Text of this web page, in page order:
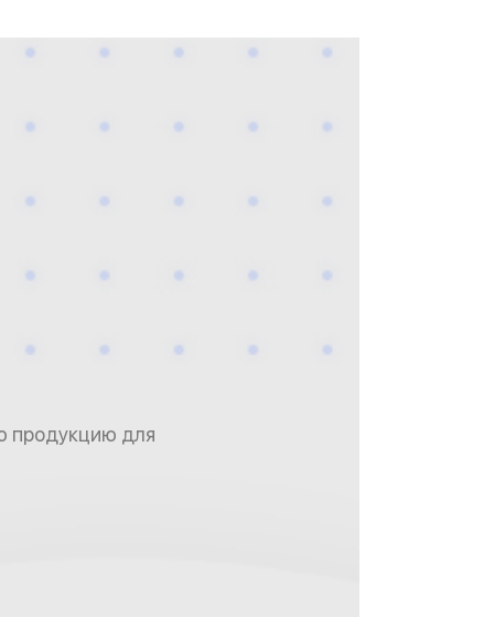
продукцию для